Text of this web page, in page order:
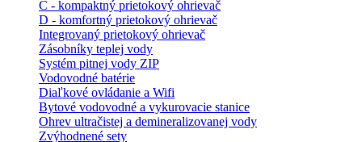
C - kompaktný prietokový ohrievač
D - komfortný prietokový ohrievač
Integrovaný prietokový ohrievač
Zásobníky teplej vody
Systém pitnej vody ZIP
Vodovodné batérie
Diaľkové ovládanie a Wifi
Bytové vodovodné a vykurovacie stanice
Ohrev ultračistej a demineralizovanej vody
Zvýhodnené sety